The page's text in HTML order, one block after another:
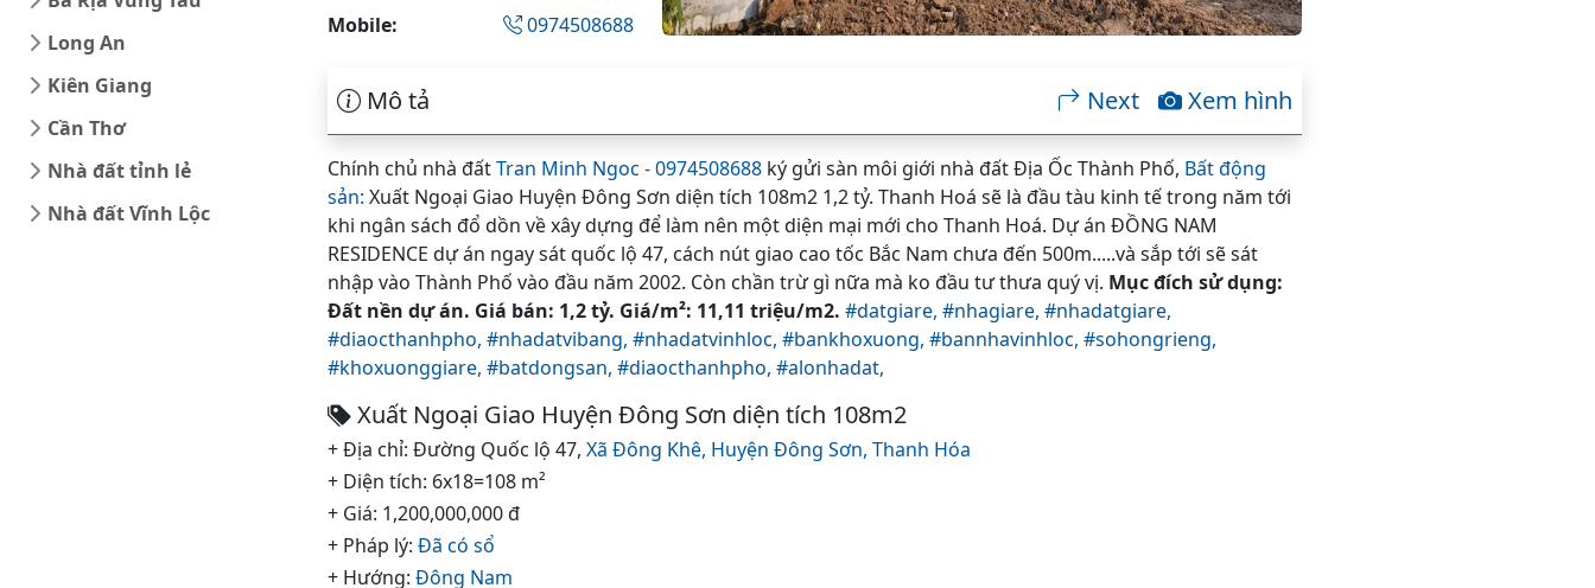
Long An
Kiên Giang
Cần Thơ
Nhà đất tỉnh lẻ
Nhà đất Vĩnh Lộc
Mobile:
0974508688
Mô tả Xem hình
Next
Chính chủ nhà đấtTran Minh Ngoc - 0974508688 ký gửi sàn môi giới nhà đất Địa Ốc Thành Phố, Bất động
sản: Xuất Ngoại Giao Huyện Đông Sơn diện tích 108m2 1,2 tỷ. Thanh Hoá sẽ là đầu tàu kinh tế trong năm tới
khi ngân sách đổ dồn về xây dựng để làm nên một diện mại mới cho Thanh Hoá. Dự án ĐỒNG NAM
RESIDENCE dự án ngay sát quốc lộ 47, cách nút giao cao tốc Bắc Nam chưa đến 500m.....và sắp tới sẽ sát
nhập vào Thành Phố vào đầu năm 2002. Còn chần trừ gì nữa mà ko đầu tư thưa quý vị. Mục đích sử dụng:
Đất nền dự án. Giá bán: 1,2 tỷ. Giá/m²: 11,11 triệu/m2. #datgiare, #nhagiare, #nhadatgiare,
#diaocthanhpho, #nhadatvibang, #nhadatvinhloc, #bankhoxuong, #bannhavinhloc, #sohongrieng,
#khoxuonggiare, #batdongsan, #diaocthanhpho, #alonhadat,
Xuất Ngoại Giao Huyện Đông Sơn diện tích 108m2
+ Địa chỉ: Đường Quốc lộ 47, Xã Đông Khê, Huyện Đông Sơn, Thanh Hóa
+ Diện tích: 6x18=108 m²
+ Giá: 1,200,000,000 đ
+ Pháp lý: Đã có sổ
+ Hướng: Đông Nam